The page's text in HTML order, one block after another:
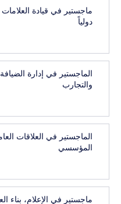
ماجستير في قيادة العلامات
دولياً
الماجستير في إدارة
والتجارب
الماجستير في العلاقات
المؤسسي
ماجستير في الإعلام، بناء